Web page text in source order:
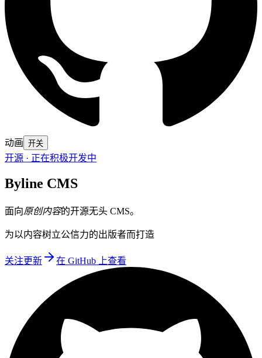
动画 开关
开源 · 正在积极开发中
Byline CMS
面向原创内容的开源无头 CMS。
为以内容树立公信力的出版者而打造
关注更新 在 GitHub 上查看